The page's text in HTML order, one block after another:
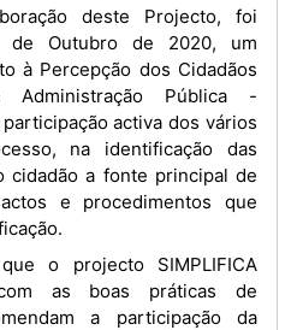
Outubro de 2020, um
à Percepção dos Cidadãos
Pública -
activa dos vários
na identificação das
cidadão a fonte principal de
e procedimentos que
as boas práticas de
a participação da